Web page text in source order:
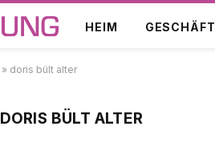
HEIM GESCHÄFT
» doris bült alter
DORIS BÜLT ALTER